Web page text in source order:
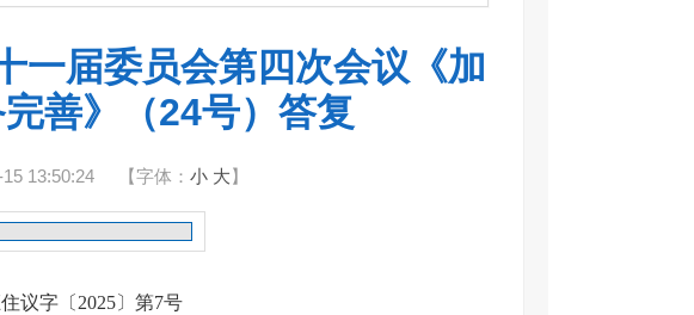
一届委员会第四次会议《加
善》（24号）答复
13:50:24 【字体： 小 大】
住议字〔2025〕第7号